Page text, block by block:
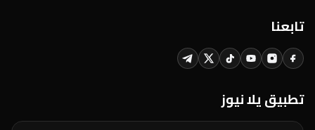
تابعنا
تطبيق يلا نيوز